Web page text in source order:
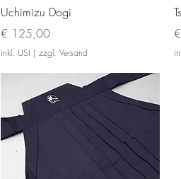
Schnellansicht
Uchimizu Dogi
Preis
€ 125,00
inkl. USt | zzgl. Versand